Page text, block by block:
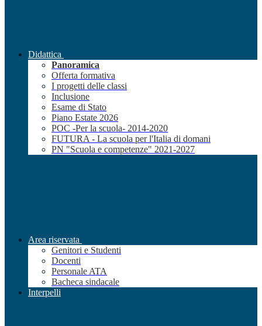
Didattica
Panoramica
Offerta formativa
I progetti delle classi
Inclusione
Esame di Stato
Piano Estate 2026
POC -Per la scuola- 2014-2020
FUTURA - La scuola per l'Italia di domani
PN "Scuola e competenze" 2021-2027
Area riservata
Genitori e Studenti
Docenti
Personale ATA
Bacheca sindacale
Interpelli